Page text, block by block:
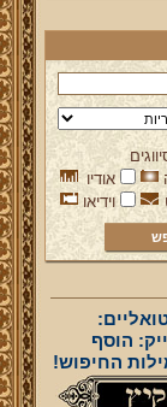
אודיו
וידיאו
הוסף
החיפוש!